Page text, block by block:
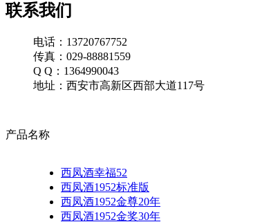
联系我们
电话：13720767752
传真：029-88881559
Q Q：1364990043
地址：西安市高新区西部大道117号
产品名称
西凤酒幸福52
西凤酒1952标准版
西凤酒1952金尊20年
西凤酒1952金奖30年